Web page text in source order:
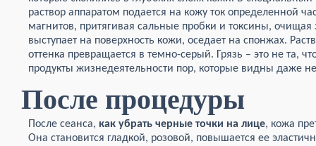
раствор аппаратом подается на кожу ток определенной
магнитов, притягивая сальные пробки и токсины,
выступает на поверхность кожи, оседает на спонжах.
оттенка превращается в темно-серый. Грязь – это не та,
продукты жизнедеятельности пор, которые видны даже
После процедуры
После сеанса, как убрать черные точки на лице, кожа
Она становится гладкой, розовой, повышается ее